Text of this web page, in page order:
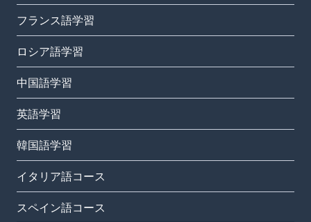
フランス語学習
ロシア語学習
中国語学習
英語学習
韓国語学習
イタリア語コース
スペイン語コース